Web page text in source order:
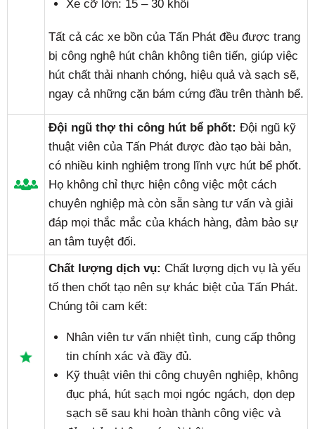
Xe cỡ lớn: 15 – 30 khối
Tất cả các xe bồn của Tấn Phát đều được trang
bị công nghệ hút chân không tiên tiến, giúp việc
hút chất thải nhanh chóng, hiệu quả và sạch sẽ,
ngay cả những cặn bám cứng đầu trên thành bể.
Đội ngũ thợ thi công hút bể phốt: Đội ngũ kỹ
thuật viên của Tấn Phát được đào tạo bài bản,
có nhiều kinh nghiệm trong lĩnh vực hút bể phốt.
Họ không chỉ thực hiện công việc một cách
chuyên nghiệp mà còn sẵn sàng tư vấn và giải
đáp mọi thắc mắc của khách hàng, đảm bảo sự
an tâm tuyệt đối.
Chất lượng dịch vụ: Chất lượng dịch vụ là yếu
tố then chốt tạo nên sự khác biệt của Tấn Phát.
Chúng tôi cam kết:
Nhân viên tư vấn nhiệt tình, cung cấp thông
tin chính xác và đầy đủ.
Kỹ thuật viên thi công chuyên nghiệp, không
đục phá, hút sạch mọi ngóc ngách, dọn dẹp
sạch sẽ sau khi hoàn thành công việc và